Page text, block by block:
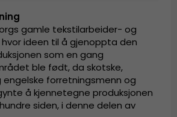
gamle tekstilarbeider- og
ideen til å gjenoppta den
som en gang
ble født, da skotske,
engelske forretningsmenn og
å kjennetegne produksjonen
siden, i denne delen av